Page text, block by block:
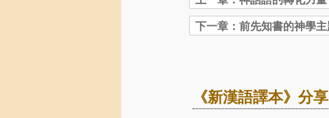
《新漢語譯本》分享